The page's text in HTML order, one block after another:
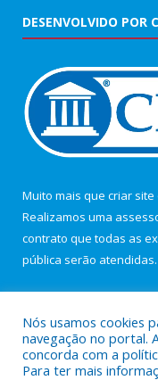
DESENVOLVIDO POR
Muito mais que criar site
Realizamos uma
contrato que todas as
pública serão atendidas.
Nós usamos cookies
navegação no portal.
concorda com a
Para ter mais